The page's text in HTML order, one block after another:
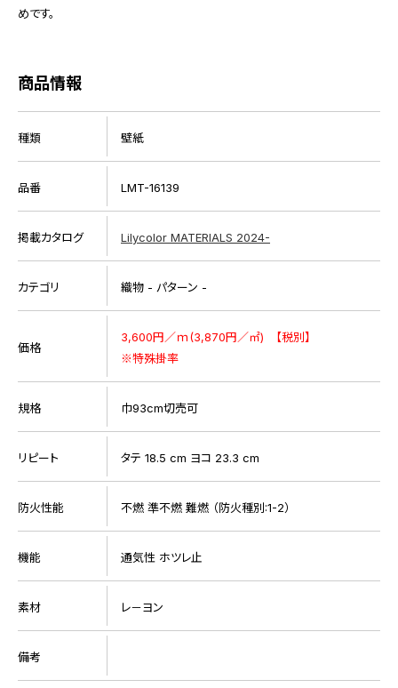
めです。
商品情報
種類 壁紙
品番 LMT-16139
掲載カタログ Lilycolor MATERIALS 2024-
カテゴリ 織物 - パターン -
価格
3,600円／ｍ(3,870円／㎡) 【税別】
※特殊掛率
規格 巾93cm切売可
リピート タテ 18.5 cm ヨコ 23.3 cm
防火性能 不燃 準不燃 難燃 （防火種別:1-2）
機能 通気性 ホツレ止
素材 レ－ヨン
備考